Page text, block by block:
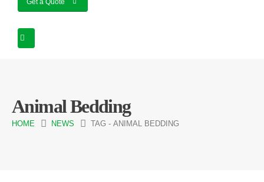
Get a Quote
Animal Bedding
HOME NEWS TAG - ANIMAL BEDDING